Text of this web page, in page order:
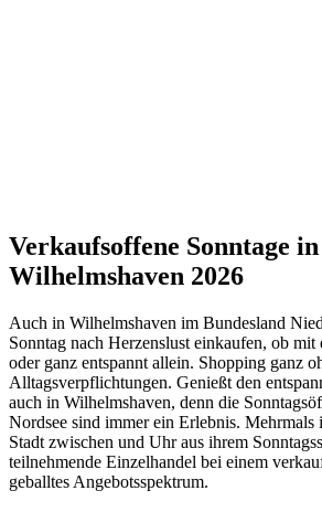
Verkaufsoffene Sonntage in
Wilhelmshaven 2026
Auch in Wilhelmshaven im Bundesland
Sonntag nach Herzenslust einkaufen, ob mit
oder ganz entspannt allein. Shopping ganz
Alltagsverpflichtungen. Genießt den
auch in Wilhelmshaven, denn die
Nordsee sind immer ein Erlebnis. Mehrmals
Stadt zwischen und Uhr aus ihrem
teilnehmende Einzelhandel bei einem
geballtes Angebotsspektrum.